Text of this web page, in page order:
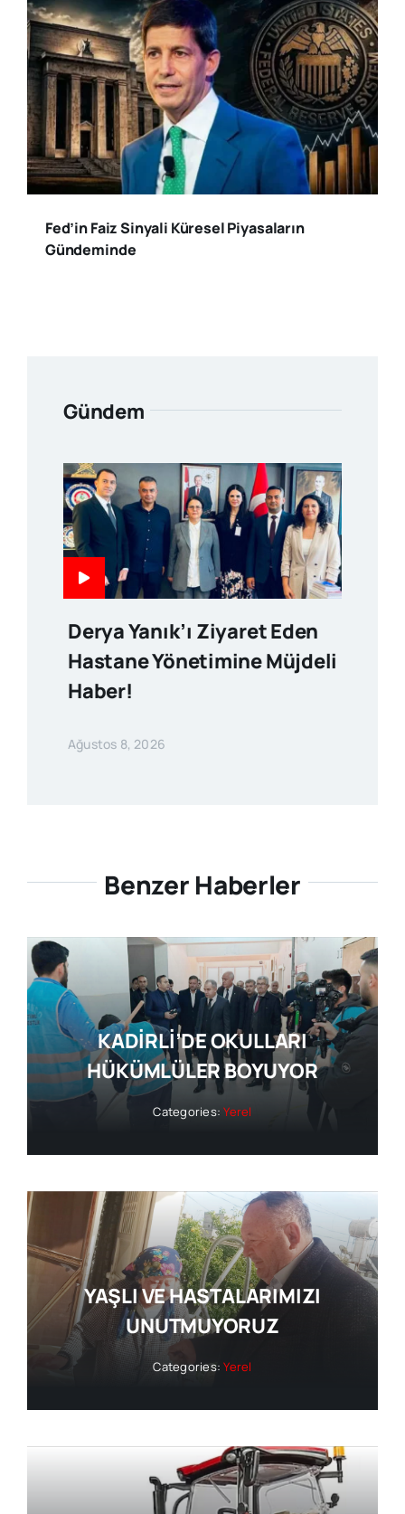
Fed’in Faiz Sinyali Küresel Piyasaların
Gündeminde
Gündem
Derya Yanık’ı Ziyaret Eden
Hastane Yönetimine Müjdeli
Haber!
Ağustos 8, 2026
Benzer Haberler
KADİRLİ’DE OKULLARI
HÜKÜMLÜLER BOYUYOR
Categories:Yerel
YAŞLI VE HASTALARIMIZI
UNUTMUYORUZ
Categories:Yerel